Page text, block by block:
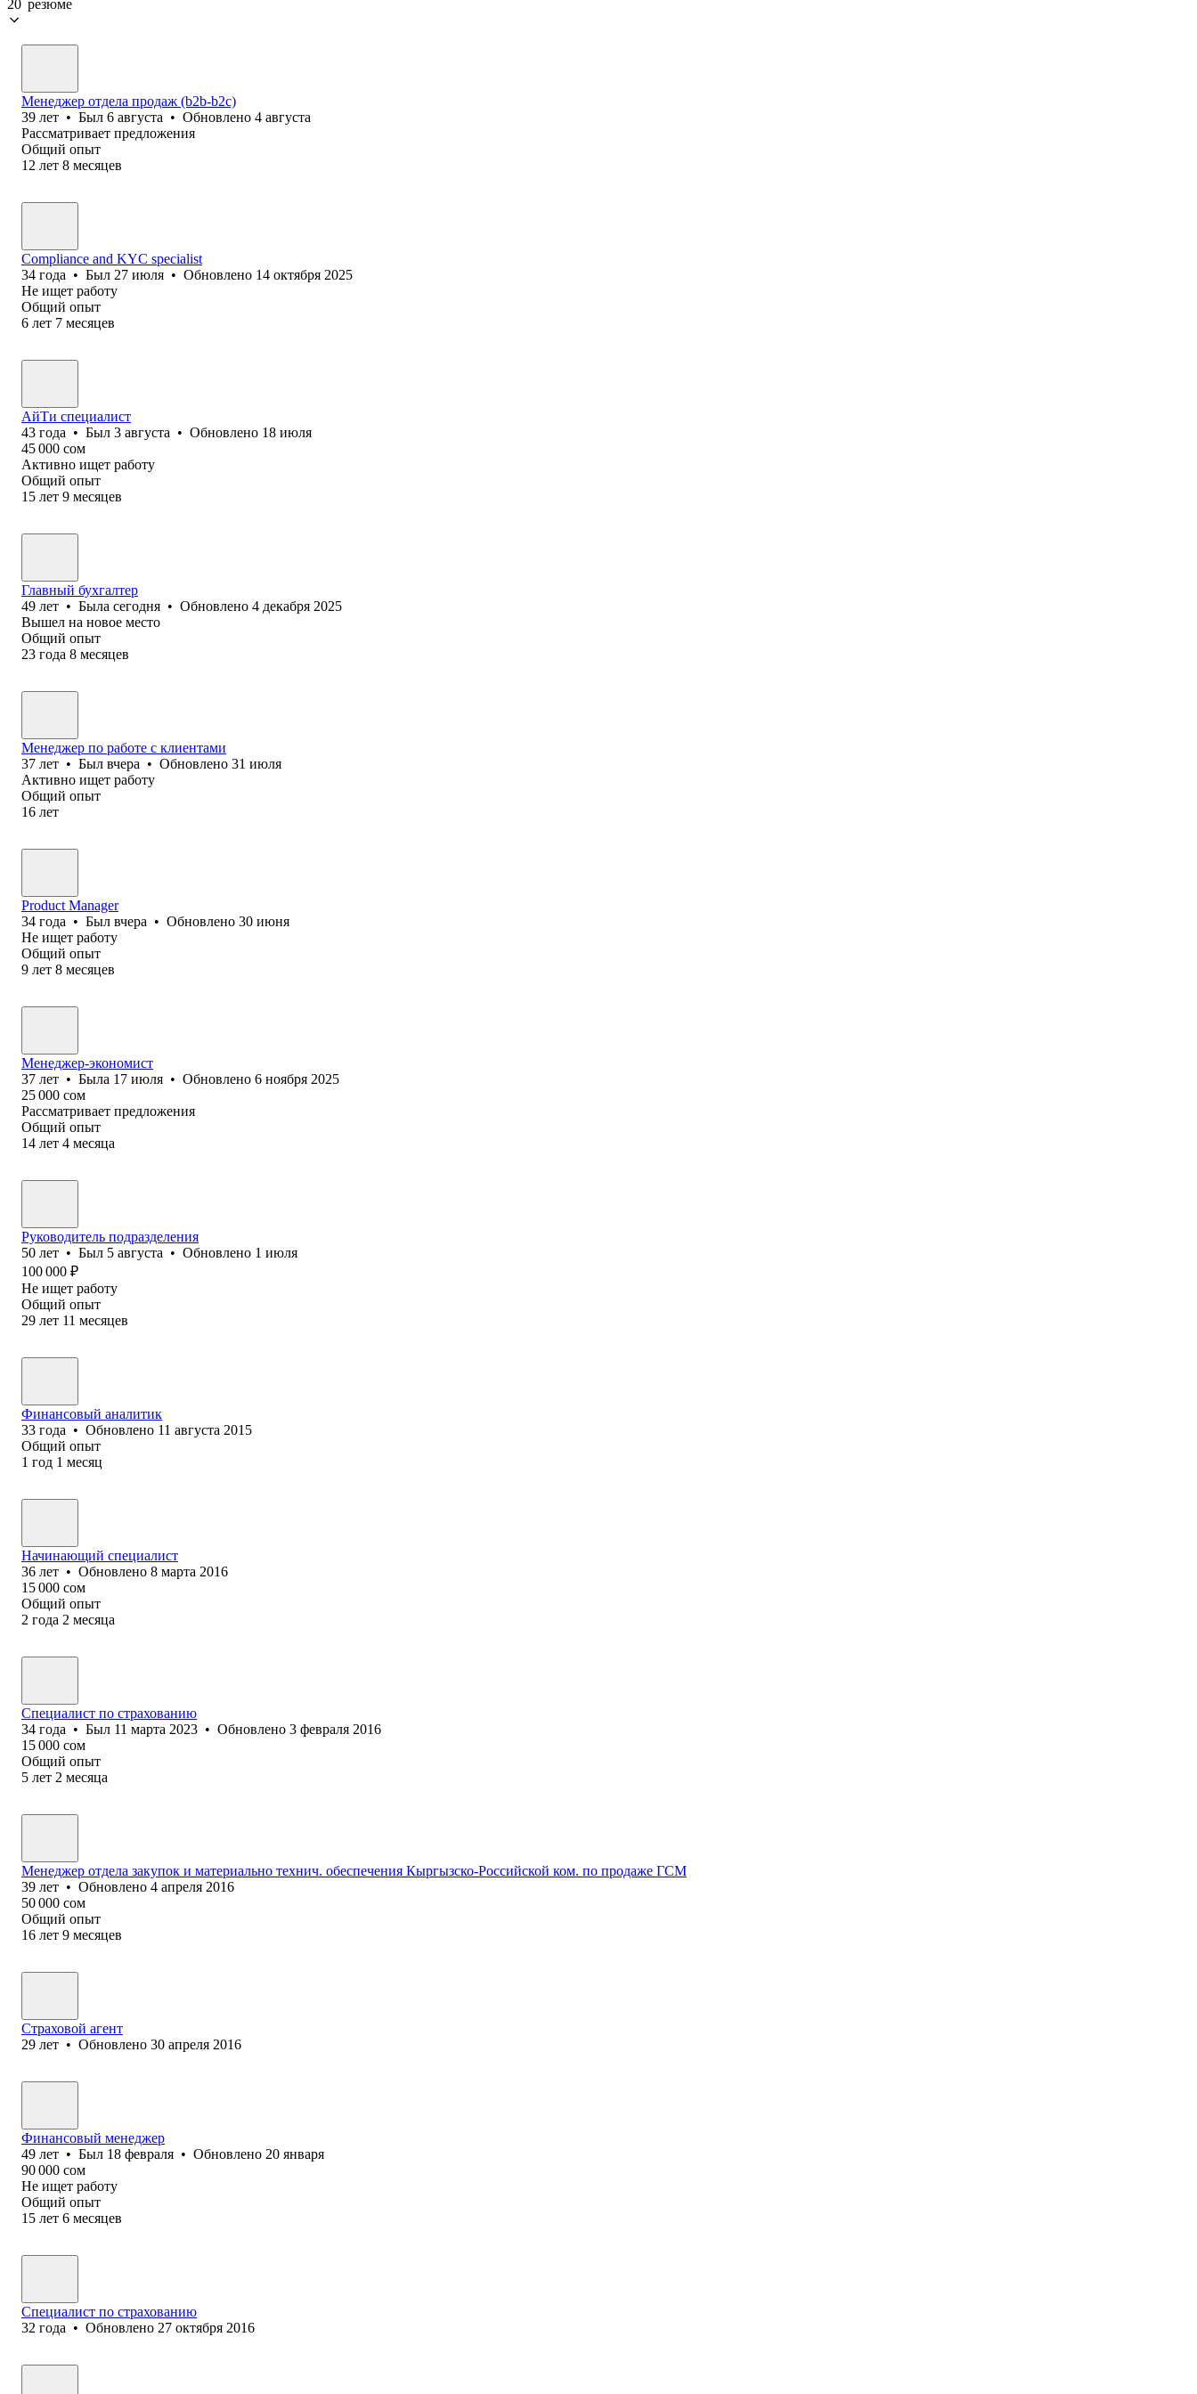
20 резюме
Менеджер отдела продаж (b2b-b2c)
39 лет • Был 6 августа • Обновлено 4 августа
Рассматривает предложения
Общий опыт
12 лет 8 месяцев
Compliance and KYC specialist
34 года • Был 27 июля • Обновлено 14 октября 2025
Не ищет работу
Общий опыт
6 лет 7 месяцев
АйТи специалист
43 года • Был 3 августа • Обновлено 18 июля
45 000 сом
Активно ищет работу
Общий опыт
15 лет 9 месяцев
Главный бухгалтер
49 лет • Была сегодня • Обновлено 4 декабря 2025
Вышел на новое место
Общий опыт
23 года 8 месяцев
Менеджер по работе с клиентами
37 лет • Был вчера • Обновлено 31 июля
Активно ищет работу
Общий опыт
16 лет
Product Manager
34 года • Был вчера • Обновлено 30 июня
Не ищет работу
Общий опыт
9 лет 8 месяцев
Менеджер-экономист
37 лет • Была 17 июля • Обновлено 6 ноября 2025
25 000 сом
Рассматривает предложения
Общий опыт
14 лет 4 месяца
Руководитель подразделения
50 лет • Был 5 августа • Обновлено 1 июля
100 000 ₽
Не ищет работу
Общий опыт
29 лет 11 месяцев
Финансовый аналитик
33 года • Обновлено 11 августа 2015
Общий опыт
1 год 1 месяц
Начинающий специалист
36 лет • Обновлено 8 марта 2016
15 000 сом
Общий опыт
2 года 2 месяца
Специалист по страхованию
34 года • Был 11 марта 2023 • Обновлено 3 февраля 2016
15 000 сом
Общий опыт
5 лет 2 месяца
Менеджер отдела закупок и материально технич. обеспечения Кыргызско-Российской ком. по продаже ГСМ
39 лет • Обновлено 4 апреля 2016
50 000 сом
Общий опыт
16 лет 9 месяцев
Страховой агент
29 лет • Обновлено 30 апреля 2016
Финансовый менеджер
49 лет • Был 18 февраля • Обновлено 20 января
90 000 сом
Не ищет работу
Общий опыт
15 лет 6 месяцев
Специалист по страхованию
32 года • Обновлено 27 октября 2016